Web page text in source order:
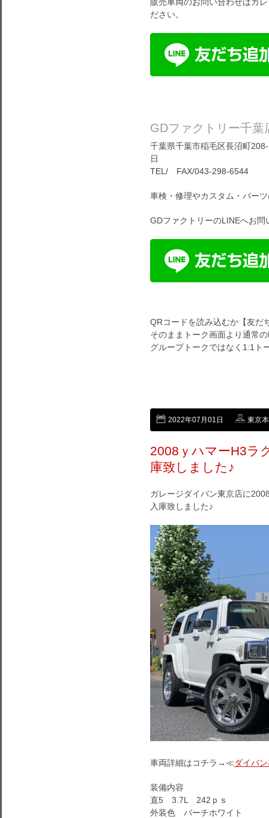
ださい。
GDファクトリー千葉
千葉県千葉市稲毛区長沼町
日
TEL/ FAX/043-298-6544
車検・修理やカスタム・パー
GDファクトリーのLINEへお問
QRコードを読み込むか【友だ
そのままトーク画面より通常
グループトークではなく1:1ト
2022年07月01日 東京
2008ｙハマーH3ラ
庫致しました♪
ガレージダイバン東京店に
入庫致しました♪
車両詳細はコチラ→≪ダイバ
装備内容
直5 3.7L 242ｐｓ
外装色 バーチホワイト